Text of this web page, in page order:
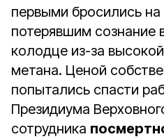
первыми бросились
потерявшим сознание
колодце из-за
метана. Ценой
попытались спасти
Президиума
сотрудника